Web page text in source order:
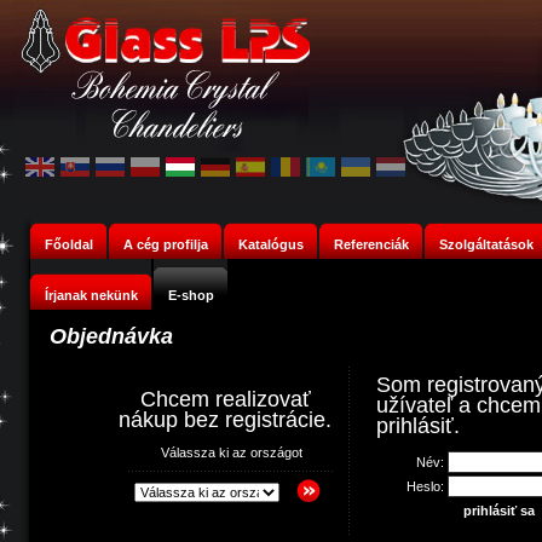
Főoldal A cég profilja Katalógus Referenciák Szolgáltatások
Írjanak nekünk E-shop
Objednávka
Chcem realizovať
nákup bez registrácie.
Válassza ki az országot
Som
užívateľ a
prihlásiť.
Név:
Heslo: